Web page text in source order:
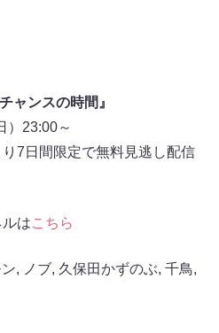
ャンスの時間』
）23:00～
7日間限定で無料見逃し配信
はこちら
, ノブ, 久保田かずのぶ, 千鳥,